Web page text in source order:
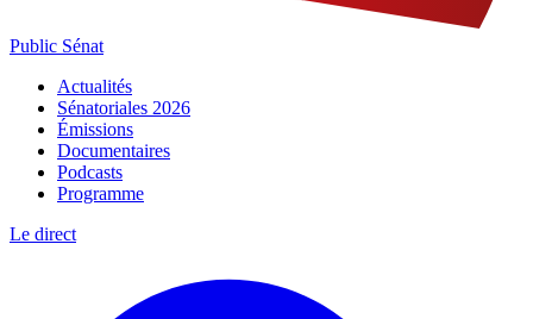
Public Sénat
Actualités
Sénatoriales 2026
Émissions
Documentaires
Podcasts
Programme
Le direct